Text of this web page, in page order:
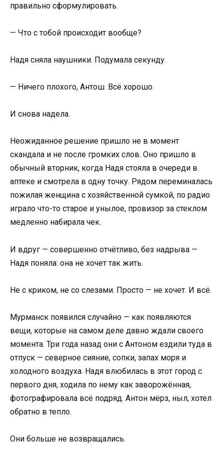
правильно сформулировать.
— Что с тобой происходит вообще?
Надя сняла наушники. Подумала секунду.
— Ничего плохого, Антош. Всё хорошо.
И снова надела.
Неожиданное решение пришло не в момент
скандала и не после громких слов. Оно пришло в
обычный вторник, когда Надя стояла в очереди в
аптеке и смотрела в одну точку. Рядом переминалась
пожилая женщина с хозяйственной сумкой, по радио
играло что-то старое и унылое, провизор за стеклом
медленно набирала чек.
И вдруг — совершенно отчётливо, без надрыва —
Надя поняла: она не хочет так жить.
Не с криком, не со слезами. Просто — не хочет. И всё.
Мурманск появился случайно — как появляются
вещи, которые на самом деле давно ждали своего
момента. Три года назад они с Антоном ездили туда в
отпуск — северное сияние, сопки, запах моря и
холодного воздуха. Надя влюбилась в этот город с
первого дня, ходила по нему как заворожённая,
фотографировала всё подряд. Антон мёрз, ныл, хотел
обратно в тепло.
Они больше не возвращались.